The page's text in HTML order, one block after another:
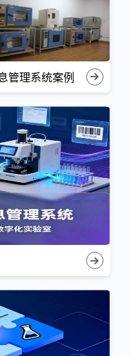
管理系统案例